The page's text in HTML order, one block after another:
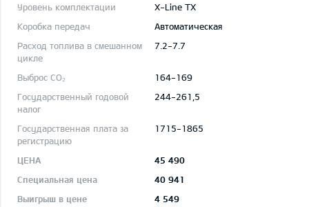
X-Line TX
Автоматическая
7.2-7.7
164-169
244-261,5
1715-1865
45 490
40 941
4 549